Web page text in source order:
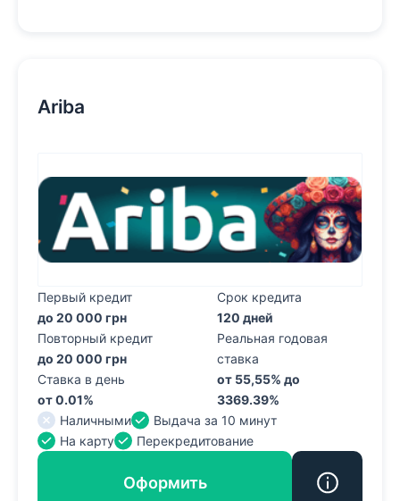
Ariba
Первый кредит
до 20 000 грн
Повторный кредит
до 20 000 грн
Ставка в день
от 0.01%
Срок кредита
120 дней
Реальная годовая
ставка
от 55,55% до
3369.39%
Наличными
Выдача за 10 минут
На карту
Перекредитование
Оформить